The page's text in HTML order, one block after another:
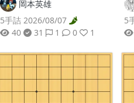
岡本英雄
5手詰 2026/08/07
40
31 1 0 1
5